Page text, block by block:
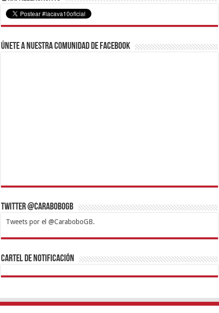
Únete a nuestra comunidad de Facebook
Twitter @CaraboboGB
Tweets por el @CaraboboGB.
1xbetBetturkeyBetistKralbetSupertotobetTipobetMatadorbetMariobet
https://mvbcasino.com/
Cartel de Notificación